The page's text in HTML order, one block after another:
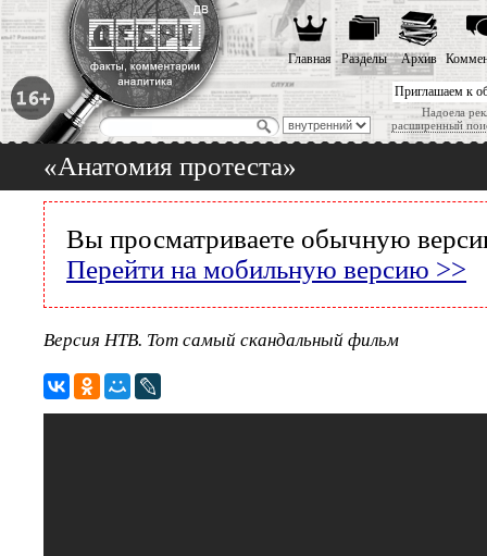
Приглашаем к
Надоела
расширенный
Главная Разделы Архив
«Анатомия протеста»
Вы просматриваете обычную
Перейти на мобильную версию >>
Версия НТВ. Тот самый скандальный фильм